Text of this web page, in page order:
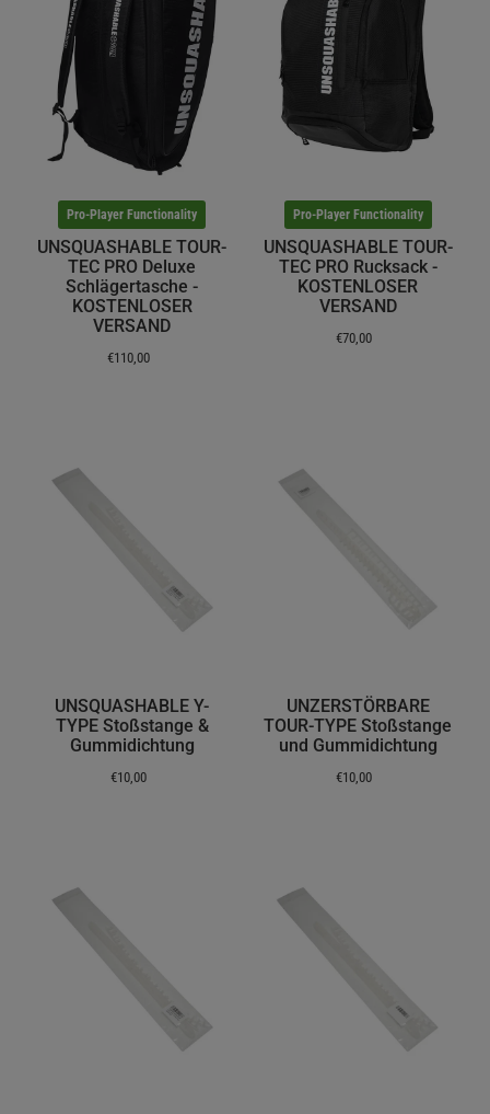
Pro-Player Functionality
UNSQUASHABLE TOUR-
TEC PRO Deluxe
Schlägertasche -
KOSTENLOSER
VERSAND
€110,00
Pro-Player Functionality
UNSQUASHABLE TOUR-
TEC PRO Rucksack -
KOSTENLOSER
VERSAND
€70,00
UNSQUASHABLE Y-
TYPE Stoßstange &
Gummidichtung
€10,00
UNZERSTÖRBARE
TOUR-TYPE Stoßstange
und Gummidichtung
€10,00